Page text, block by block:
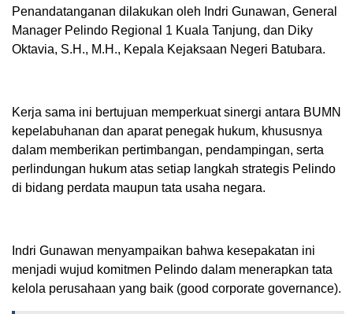
Penandatanganan dilakukan oleh Indri Gunawan, General
Manager Pelindo Regional 1 Kuala Tanjung, dan Diky
Oktavia, S.H., M.H., Kepala Kejaksaan Negeri Batubara.
Kerja sama ini bertujuan memperkuat sinergi antara BUMN
kepelabuhanan dan aparat penegak hukum, khususnya
dalam memberikan pertimbangan, pendampingan, serta
perlindungan hukum atas setiap langkah strategis Pelindo
di bidang perdata maupun tata usaha negara.
Indri Gunawan menyampaikan bahwa kesepakatan ini
menjadi wujud komitmen Pelindo dalam menerapkan tata
kelola perusahaan yang baik (good corporate governance).